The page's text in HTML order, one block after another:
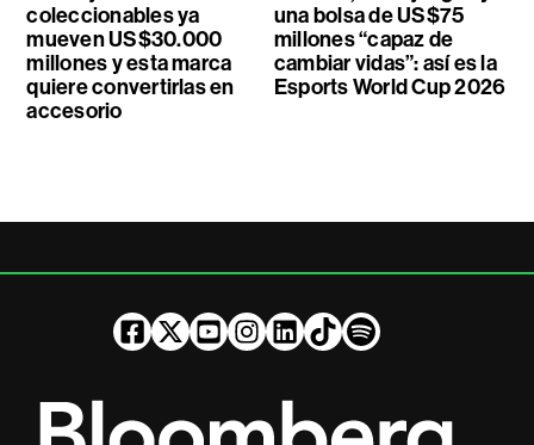
coleccionables ya
mueven US$30.000
millones y esta marca
quiere convertirlas en
accesorio
una bolsa de US$75
millones “capaz de
cambiar vidas”: así es la
Esports World Cup 2026